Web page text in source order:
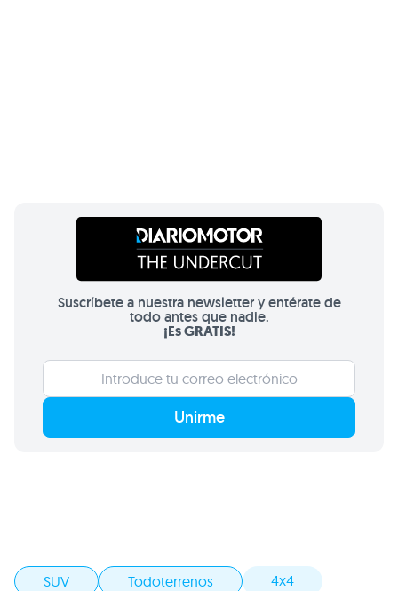
Suscríbete a nuestra newsletter y entérate de
todo antes que nadie.
¡Es GRATIS!
Unirme
SUV Todoterrenos
4x4